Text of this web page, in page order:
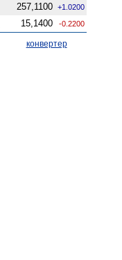
257,1100 +1.0200
15,1400 -0.2200
конвертер